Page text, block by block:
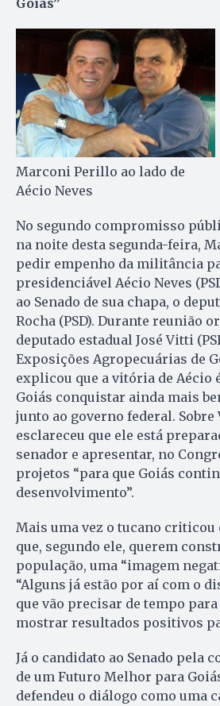
Marconi Perillo ao lado de
Aécio Neves
No segundo compromisso
na noite desta segunda-feira,
pedir empenho da militância
presidenciável Aécio Neves
ao Senado de sua chapa, o
Rocha (PSD). Durante reunião
deputado estadual José Vitti
Exposições Agropecuárias de
explicou que a vitória de Aécio
Goiás conquistar ainda mais
junto ao governo federal. Sobre
esclareceu que ele está
senador e apresentar, no
projetos “para que Goiás
desenvolvimento”.
Mais uma vez o tucano criticou
que, segundo ele, querem
população, uma “imagem
“Alguns já estão por aí com o
que vão precisar de tempo
mostrar resultados positivos
Já o candidato ao Senado pela
de um Futuro Melhor para
defendeu o diálogo como uma